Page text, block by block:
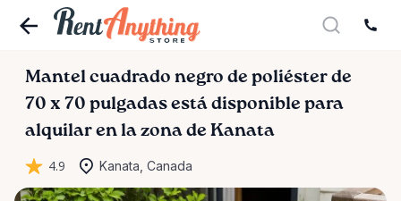
Mantel cuadrado negro de poliéster de
70 x 70 pulgadas está disponible para
alquilar en la zona de Kanata
4.9 Kanata, Canada